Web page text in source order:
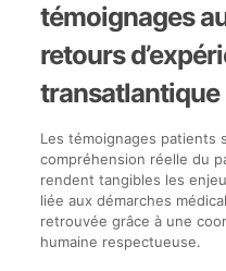
témoignages
retours
transatlantique
Les témoignages patients
compréhension réelle du
rendent tangibles les
liée aux démarches
retrouvée grâce à une
humaine respectueuse.